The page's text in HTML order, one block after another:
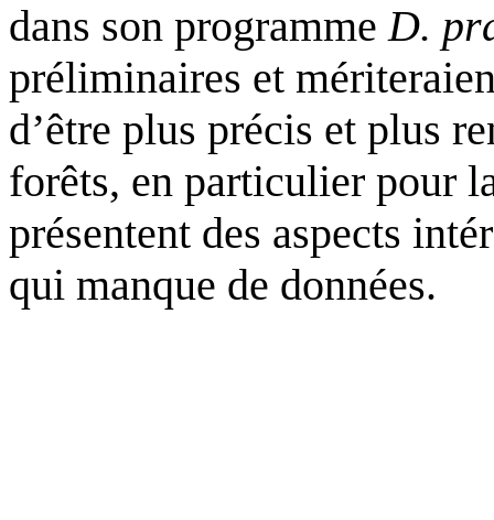
dans son programmeD.
préliminaires et
d’être plus précis et plus
forêts, en particulier pour
présentent des aspects
qui manque de données.